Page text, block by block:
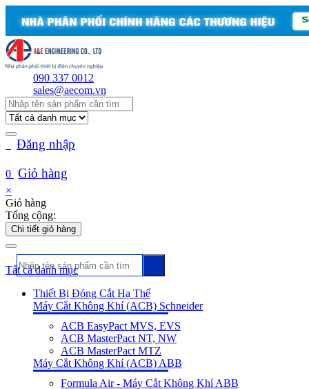
090 337 0012
sales@aecom.vn
Đăng nhập
0 Giỏ hàng
×
Giỏ hàng
Tổng cộng:
Chi tiết giỏ hàng
Tất cả danh mục
Thiết Bị Đóng Cắt Hạ Thế
Máy Cắt Không Khí (ACB) Schneider
ACB EasyPact MVS, EVS
ACB MasterPact NT, NW
ACB MasterPact MTZ
Máy Cắt Không Khí (ACB) ABB
Formula Air - Máy Cắt Không Khí ABB